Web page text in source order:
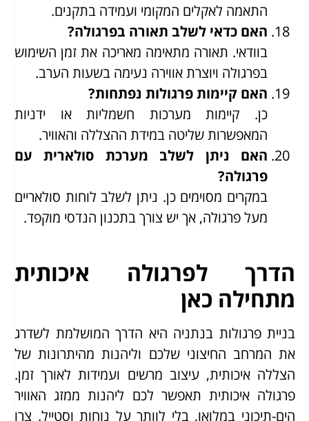
התאמה לאקלים המקומי ועמידה בתקנים.
האם כדאי לשלב תאורה בפרגולה?
בוודאי. תאורה מתאימה מאריכה את זמן השימוש
בפרגולה ויוצרת אווירה נעימה בשעות הערב.
האם קיימות פרגולות נפתחות?
כן. קיימות מערכות חשמליות או ידניות
המאפשרות שליטה במידת ההצללה והאוויר.
האם ניתן לשלב מערכת סולארית עם
פרגולה?
במקרים מסוימים כן. ניתן לשלב לוחות סולאריים
מעל פרגולה, אך יש צורך בתכנון הנדסי מוקפד.
הדרך לפרגולה איכותית
מתחילה כאן
בניית פרגולות בנתניה היא הדרך המושלמת לשדרג
את המרחב החיצוני שלכם וליהנות מהיתרונות של
הצללה איכותית, עיצוב מרשים ועמידות לאורך זמן.
פרגולה איכותית תאפשר לכם ליהנות ממזג האוויר
הים-תיכוני במלואו, בלי לוותר על נוחות וסטייל. צרו